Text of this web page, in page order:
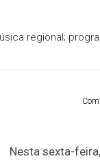
regional;
Nesta sexta-